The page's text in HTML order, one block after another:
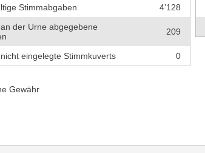
Stimmabgaben
4’128
der Urne abgegebene
209
eingelegte Stimmkuverts 0
Gewähr